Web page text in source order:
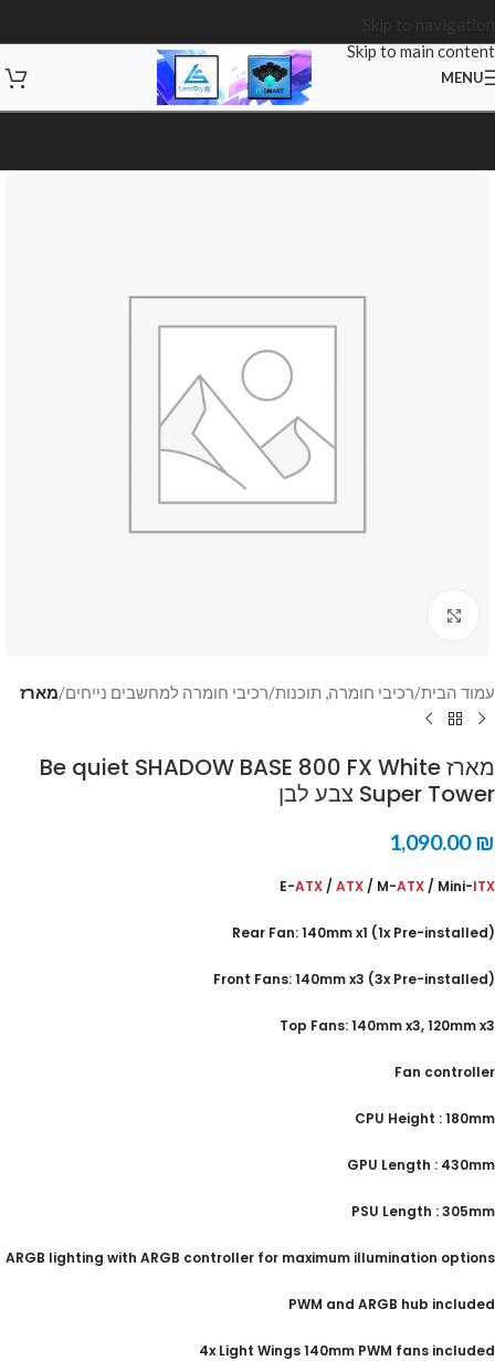
Skip to main content
MENU
עמוד הבית רכיבי חומרה, תוכנות רכיבי חומרה למחשבים נייחים מארז
מארז Be quiet SHADOW BASE 800 FX White
Super Tower צבע לבן
1,090.00₪
E-ATX / ATX / M-ATX / Mini-ITX
(Rear Fan: 140mm x1 (1x Pre-installed
(Front Fans: 140mm x3 (3x Pre-installed
Top Fans: 140mm x3, 120mm x3
Fan controller
CPU Height : 180mm
GPU Length : 430mm
PSU Length : 305mm
ARGB lighting with ARGB controller for maximum illumination options
PWM and ARGB hub included
4x Light Wings 140mm PWM fans included